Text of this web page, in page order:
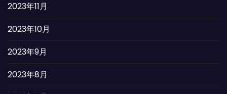
2023年11月
2023年10月
2023年9月
2023年8月